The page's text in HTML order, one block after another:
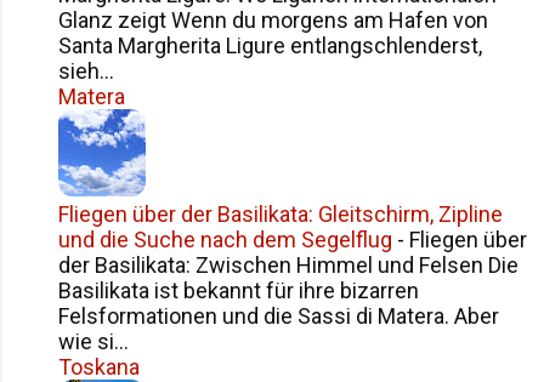
Lage dieses Campingplatzes ist
einfach spektakulär. Wir befinden
meinem Fenster aus kann ich die
Wellen beobachten, die sanft an den
Kieselstrand plätscheren. Der...
Glanz zeigt Wenn du morgens am Hafen von
Santa Margherita Ligure entlangschlenderst,
sieh...
Matera
Fliegen über der Basilikata: Gleitschirm, Zipline
und die Suche nach dem Segelflug - Fliegen über
der Basilikata: Zwischen Himmel und Felsen Die
Basilikata ist bekannt für ihre bizarren
Felsformationen und die Sassi di Matera. Aber
wie si...
Toskana